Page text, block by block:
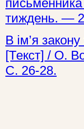
тиждень. —
В ім’я
[Текст] / О.
С. 26-28.